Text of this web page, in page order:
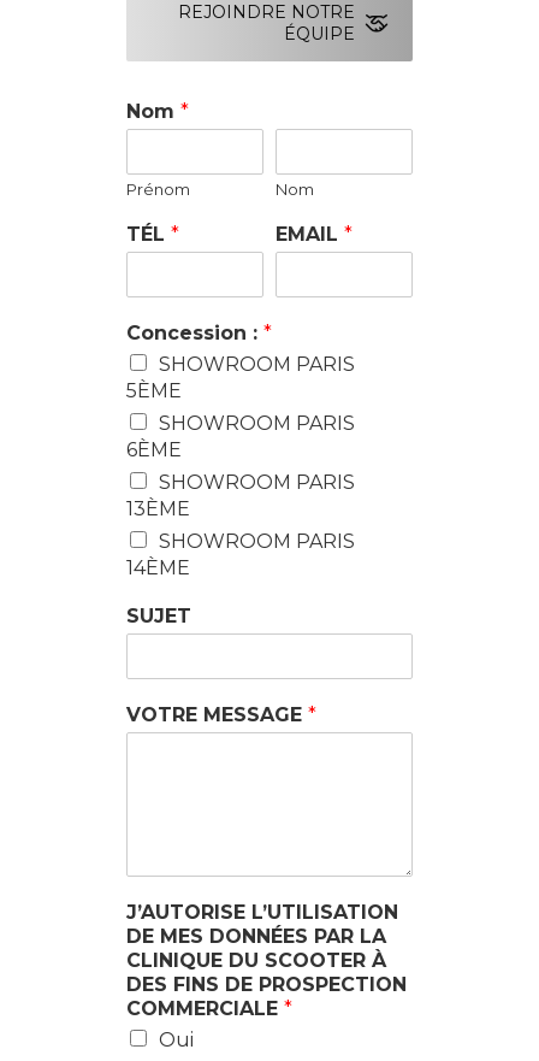
REJOINDRE NOTRE
ÉQUIPE
Nom *
Prénom Nom
TÉL * EMAIL *
Concession : *
SHOWROOM PARIS
5ÈME
SHOWROOM PARIS
6ÈME
SHOWROOM PARIS
13ÈME
SHOWROOM PARIS
14ÈME
SUJET
VOTRE MESSAGE *
J’AUTORISE L’UTILISATION
DE MES DONNÉES PAR LA
CLINIQUE DU SCOOTER À
DES FINS DE PROSPECTION
COMMERCIALE *
Oui